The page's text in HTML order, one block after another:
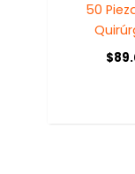
50
$